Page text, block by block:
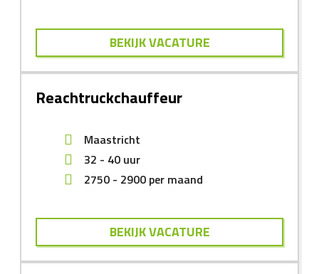
BEKIJK VACATURE
Reachtruckchauffeur
Maastricht
32 - 40 uur
2750 - 2900 per maand
BEKIJK VACATURE